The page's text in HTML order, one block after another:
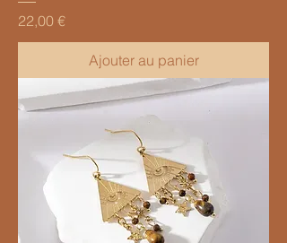
Prix
22,00 €
Ajouter au panier